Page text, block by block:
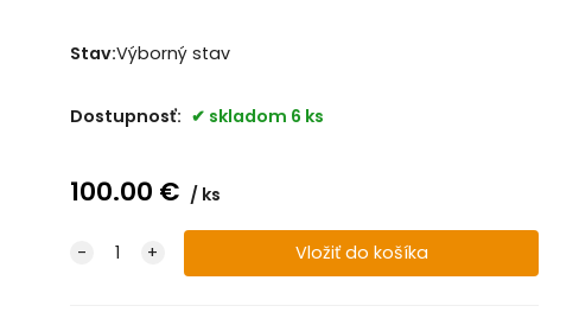
Stav:Výborný stav
Dostupnosť: skladom 6 ks
100.00 € ks